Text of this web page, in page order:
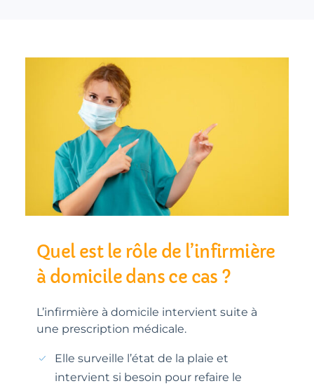
Quel est le rôle de l’infirmière
à domicile dans ce cas ?
L’infirmière à domicile intervient suite à
une prescription médicale.
Elle surveille l’état de la plaie et
intervient si besoin pour refaire le